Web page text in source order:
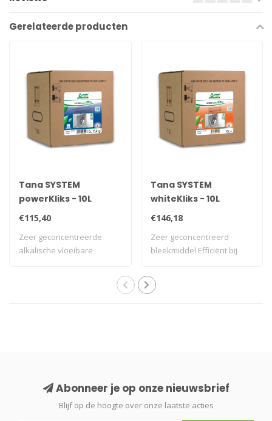
Gerelateerde producten
Tana SYSTEM
powerKliks - 10L
€115,40
Zeer geconcentreerde
alkalische vloeibare
Tana SYSTEM
whiteKliks - 10L
€146,18
Zeer geconcentreerd
bleekmiddel Efficiënt bij
Abonneer je op onze nieuwsbrief
Blijf op de hoogte over onze laatste acties